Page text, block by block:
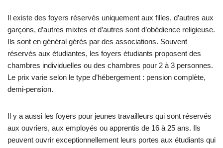
Il existe des foyers réservés uniquement aux filles, d’autres aux
garçons, d’autres mixtes et d’autres sont d’obédience religieuse.
Ils sont en général gérés par des associations. Souvent
réservés aux étudiantes, les foyers étudiants proposent des
chambres individuelles ou des chambres pour 2 à 3 personnes.
Le prix varie selon le type d’hébergement : pension complète,
demi-pension.
Il y a aussi les foyers pour jeunes travailleurs qui sont réservés
aux ouvriers, aux employés ou apprentis de 16 à 25 ans. Ils
peuvent ouvrir exceptionnellement leurs portes aux étudiants qui